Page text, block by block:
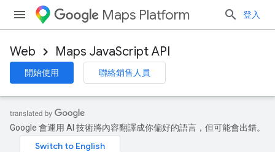
Maps Platform 登入
Web Maps JavaScript API
開始使用 聯絡銷售人員
Google 會運用 AI 技術將內容翻譯成你偏好的語言，但可能會出錯。